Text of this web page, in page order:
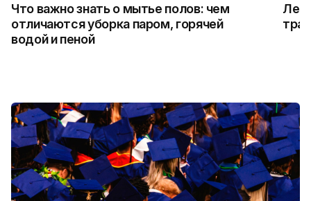
Что важно знать о мытье полов: чем
отличаются уборка паром, горячей
водой и пеной